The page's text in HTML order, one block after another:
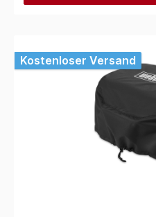
Kostenloser Versand